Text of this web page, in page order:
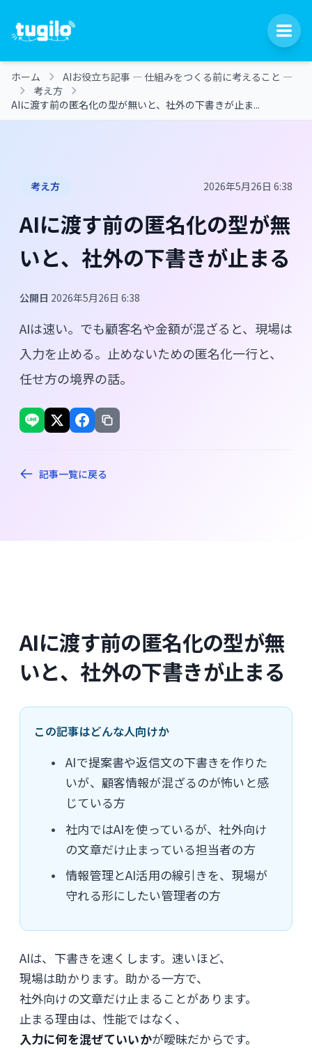
ホーム
AIお役立ち記事 ― 仕組みをつくる前に考えること ―
考え方
AIに渡す前の匿名化の型が無いと、社外の下書きが止ま...
考え方 2026年5月26日 6:38
AIに渡す前の匿名化の型が無
いと、社外の下書きが止まる
公開日 2026年5月26日 6:38
AIは速い。でも顧客名や金額が混ざると、現場は
入力を止める。止めないための匿名化一行と、
任せ方の境界の話。
記事一覧に戻る
AIに渡す前の匿名化の型が無
いと、社外の下書きが止まる
この記事はどんな人向けか
AIで提案書や返信文の下書きを作りた
いが、顧客情報が混ざるのが怖いと感
じている方
社内ではAIを使っているが、社外向け
の文章だけ止まっている担当者の方
情報管理とAI活用の線引きを、現場が
守れる形にしたい管理者の方
AIは、下書きを速くします。速いほど、
現場は助かります。助かる一方で、
社外向けの文章だけ止まることがあります。
止まる理由は、性能ではなく、
入力に何を混ぜていいかが曖昧だからです。